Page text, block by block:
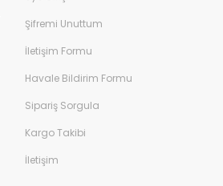
Şifremi Unuttum
İletişim Formu
Havale Bildirim Formu
Sipariş Sorgula
Kargo Takibi
İletişim